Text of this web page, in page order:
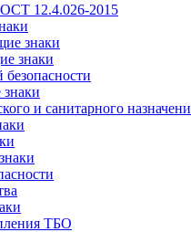
12.4.026-2015
знаки
знаки
и санитарного
ТБО